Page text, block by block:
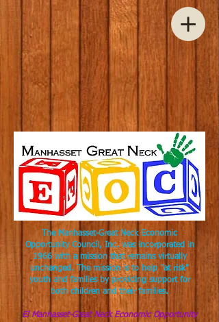
The Manhasset-Great Neck Economic
Opportunity Council, Inc. was incorporated in
1966 with a mission that remains virtually
unchanged. The mission is to help "at risk"
youth and families by providing support for
both children and their families.
El Manhasset-Great Neck Economic Opportunity